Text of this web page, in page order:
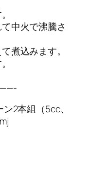
中火で沸騰さ
煮込みます。
2本組（5cc、